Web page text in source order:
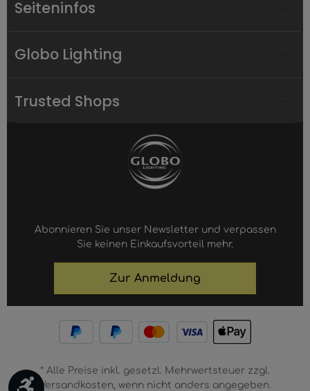
Seiteninfos
Globo Lighting
Trusted Shops
Abonnieren Sie unser Newsletter und verpassen
Sie keinen Einkaufsvorteil mehr.
Zur Anmeldung
* Alle Preise inkl. gesetzl. Mehrwertsteuer zzgl.
Versandkosten, wenn nicht anders angegeben.
Werkzeugleiste anzeigen